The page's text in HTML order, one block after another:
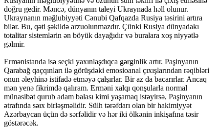
doğru gedir. Məncə, dünyanın taleyi Ukraynada həll olunur.
Ukraynanın məğlubiyyəti Cənubi Qafqazda Rusiya təsirini artıra
bilər. Bu, qəti şəkildə arzuolunmazdır. Çünki Rusiya dünyadakı
totalitar sistemlərin ən böyük dayağıdır və buralara xoş niyyətlə
gəlmir.
Ermənistanda isə seçki yaxınlaşdıqca gərginlik artır. Paşinyanın
Qarabağ qaçqınları ilə görüşdəki emosioanal çıxışlarından rəqibləri
onun əleyhinə istifadə etməyə çalşırlar. Bir az da bacarırlar. Ancaq
mən yenə fikrimdə qalıram. Erməni xalqı qonşularla normal
münasibət qurub adam balası kimi yaşamaq istəyirsə, Paşinyanın
ətrafında səıx birləşməlidir. Sülh tərəfdarı olan bir hakimiyyət
Azərbaycan üçün də sərfəlidir və hər iki ölkənin inkişafına təsir
göstərəcək.